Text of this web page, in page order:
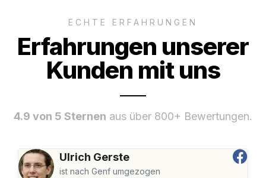
ECHTE ERFAHRUNGEN
Erfahrungen unserer
Kunden mit uns
4.9 von 5 Sternen aus über 800+ Bewertungen.
Ulrich Gerste
ist nach Genf umgezogen